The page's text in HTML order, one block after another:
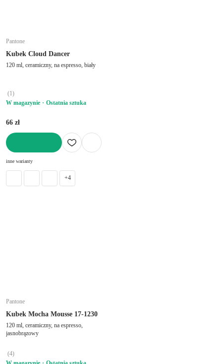
Pantone
Kubek Cloud Dancer
120 ml, ceramiczny, na espresso, biały
(1)
W magazynie
Ostatnia sztuka
66 zł
inne warianty
+4
Pantone
Kubek Mocha Mousse 17-1230
120 ml, ceramiczny, na espresso,
jasnobrązowy
(4)